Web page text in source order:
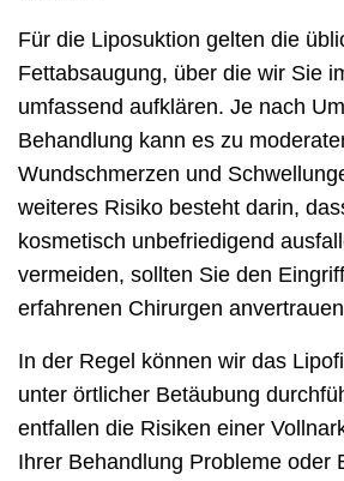
Für die Liposuktion gelten die
Fettabsaugung, über die wir Sie
umfassend aufklären. Je nach
Behandlung kann es zu
Wundschmerzen und
weiteres Risiko besteht darin,
kosmetisch unbefriedigend
vermeiden, sollten Sie den
erfahrenen Chirurgen
In der Regel können wir das
unter örtlicher Betäubung
entfallen die Risiken einer
Ihrer Behandlung Probleme oder